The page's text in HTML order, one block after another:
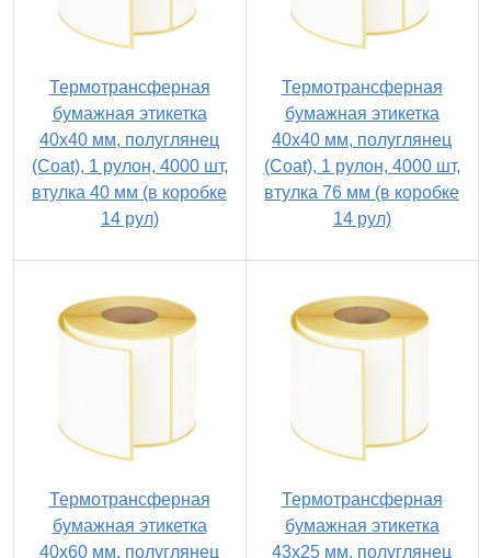
Термотрансферная
бумажная этикетка
40х40 мм, полуглянец
(Coat), 1 рулон, 4000 шт,
втулка 40 мм (в коробке
14 рул)
Термотрансферная
бумажная этикетка
40х40 мм, полуглянец
(Coat), 1 рулон, 4000 шт,
втулка 76 мм (в коробке
14 рул)
Термотрансферная
бумажная этикетка
40х60 мм, полуглянец
Термотрансферная
бумажная этикетка
43х25 мм, полуглянец